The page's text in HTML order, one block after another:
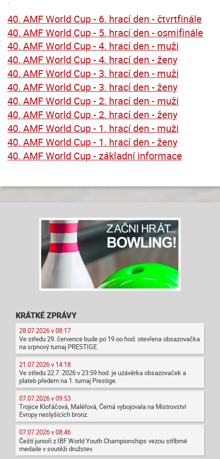
40. AMF World Cup - 6. hrací den - čtvrtfinále
40. AMF World Cup - 5. hrací den - osmifinále
40. AMF World Cup - 4. hrací den - muži
40. AMF World Cup - 4. hrací den - ženy
40. AMF World Cup - 3. hrací den - muži
40. AMF World Cup - 3. hrací den - ženy
40. AMF World Cup - 2. hrací den - muži
40. AMF World Cup - 2. hrací den - ženy
40. AMF World Cup - 1. hrací den - muži
40. AMF World Cup - 1. hrací den - ženy
40. AMF World Cup - základní informace
KRÁTKÉ ZPRÁVY
28.07.2026 v 08:17
Ve středu 29. července bude po 19.oo hod. otevřena obsazovačka
na srpnový turnaj PRESTIGE.
21.07.2026 v 14:18
Ve středu 22.7. 2026 v 23:59 hod. je uzávěrka obsazovaček a
plateb předem na 1. turnaj Prestige.
07.07.2026 v 09:53
Trojice Klofáčová, Maléřová, Černá vybojovala na Mistrovství
Evropy neslyšících bronz.
07.07.2026 v 08:46
Čeští junioři z IBF World Youth Championships vezou stříbrné
medaile v soutěži družstev.